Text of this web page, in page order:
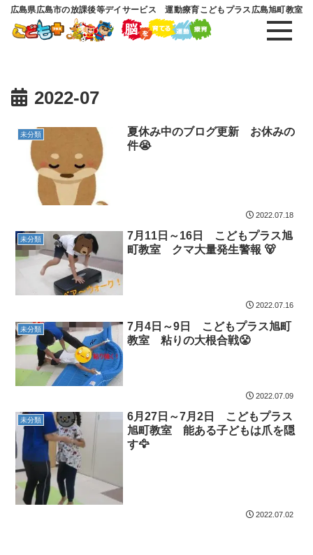
広島県広島市の放課後等デイサービス 運動療育こどもプラス広島旭町教室
2022-07
未分類
夏休み中のブログ更新 お休みの
件😭
2022.07.18
未分類
7月11日～16日 こどもプラス旭
町教室 クマ大量発生警報 🐻
2022.07.16
未分類
7月4日～9日 こどもプラス旭町
教室 粘りの大根合戦😤
2022.07.09
未分類
6月27日～7月2日 こどもプラス
旭町教室 能ある子どもは爪を隠
す🦅
2022.07.02